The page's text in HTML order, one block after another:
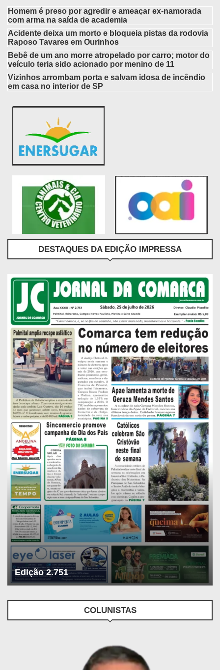
Homem é preso por agredir e ameaçar ex-namorada
com arma na saída de academia
Acidente deixa um morto e bloqueia pistas da rodovia
Raposo Tavares em Ourinhos
Bebê de um ano morre atropelado por carro; motor do
veículo teria sido acionado por menino de 11
Vizinhos arrombam porta e salvam idosa de incêndio
em casa no interior de SP
DESTAQUES DA EDIÇÃO IMPRESSA
Edição 2.751
COLUNISTAS